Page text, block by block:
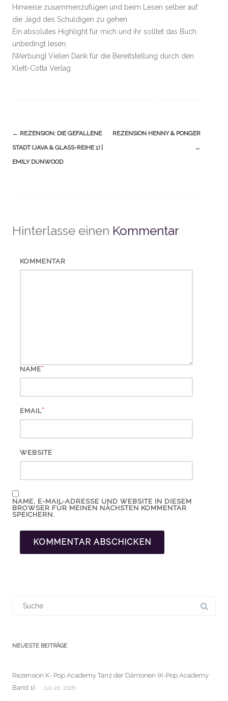
Hinweise zusammenzufügen und beim Lesen selber auf
die Jagd des Schuldigen zu gehen.
Ein absolutes Highlight für mich und ihr solltet das Buch
unbedingt lesen.
[Werbung] Vielen Dank für die Bereitstellung durch den
Klett-Cotta Verlag
Navigation
(Beiträge)
← REZENSION: DIE GEFALLENE
STADT (JAVA & GLASS-REIHE 1) |
EMILY DUNWOOD
REZENSION HENNY & PONGER
→
Hinterlasse einen Kommentar
KOMMENTAR
NAME*
EMAIL*
WEBSITE
NAME, E-MAIL-ADRESSE UND WEBSITE IN DIESEM
BROWSER FÜR MEINEN NÄCHSTEN KOMMENTAR
SPEICHERN.
NEUESTE BEITRÄGE
Rezension K- Pop Academy Tanz der Dämonen (K-Pop Academy
Band 1)
Juli 20, 2026